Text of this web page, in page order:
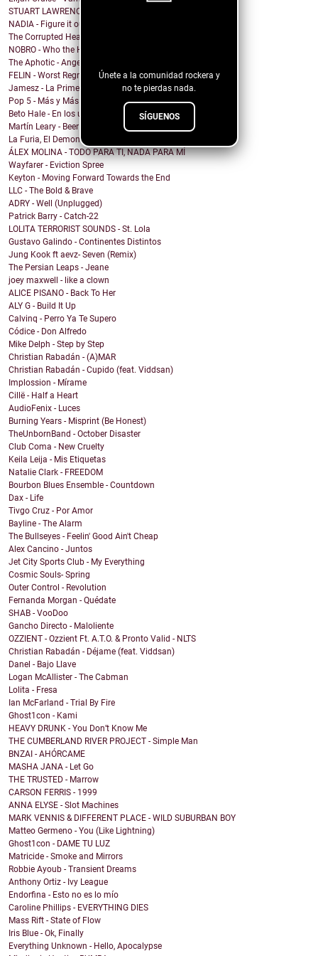
Únete a la comunidad rockera y
no te pierdas nada.
SÍGUENOS
STUART LAWRENCE - ONE
NADIA - Figure it out
The Corrupted Hearts - We Dug a Ditch & Laid Down
NOBRO - Who the Hell Am I?
The Aphotic - Angel
FELIN - Worst Regret
Jamesz - La Primera Brisa
Pop 5 - Más y Más
Beto Hale - En los unos y en los ceros (Single)
Martín Leary - Beer
La Furia, El Demonio y El Nefasto - Trinidades Abe...
ÁLEX MOLINA - TODO PARA TI, NADA PARA MÍ
Wayfarer - Eviction Spree
Keyton - Moving Forward Towards the End
LLC - The Bold & Brave
ADRY - Well (Unplugged)
Patrick Barry - Catch-22
LOLITA TERRORIST SOUNDS - St. Lola
Gustavo Galindo - Continentes Distintos
Jung Kook ft aevz- Seven (Remix)
The Persian Leaps - Jeane
joey maxwell - like a clown
ALICE PISANO - Back To Her
ALY G - Build It Up
Calvinq - Perro Ya Te Supero
Códice - Don Alfredo
Mike Delph - Step by Step
Christian Rabadán - (A)MAR
Christian Rabadán - Cupido (feat. Viddsan)
Implossion - Mírame
Cillë - Half a Heart
AudioFenix - Luces
Burning Years - Misprint (Be Honest)
TheUnbornBand - October Disaster
Club Coma - New Cruelty
Keila Leija - Mis Etiquetas
Natalie Clark - FREEDOM
Bourbon Blues Ensemble - Countdown
Dax - Life
Tivgo Cruz - Por Amor
Bayline - The Alarm
The Bullseyes - Feelin' Good Ain't Cheap
Alex Cancino - Juntos
Jet City Sports Club - My Everything
Cosmic Souls- Spring
Outer Control - Revolution
Fernanda Morgan - Quédate
SHAB - VooDoo
Gancho Directo - Maloliente
OZZIENT - Ozzient Ft. A.T.O. & Pronto Valid - NLTS
Christian Rabadán - Déjame (feat. Viddsan)
Danel - Bajo Llave
Logan McAllister - The Cabman
Lolita - Fresa
Ian McFarland - Trial By Fire
Ghost1con - Kami
HEAVY DRUNK - You Don’t Know Me
THE CUMBERLAND RIVER PROJECT - Simple Man
BNZAI - AHÓRCAME
MASHA JANA - Let Go
THE TRUSTED - Marrow
CARSON FERRIS - 1999
ANNA ELYSE - Slot Machines
MARK VENNIS & DIFFERENT PLACE - WILD SUBURBAN BOY
Matteo Germeno - You (Like Lightning)
Ghost1con - DAME TU LUZ
Matricide - Smoke and Mirrors
Robbie Ayoub - Transient Dreams
Anthony Ortiz - Ivy League
Endorfina - Esto no es lo mío
Caroline Phillips - EVERYTHING DIES
Mass Rift - State of Flow
Iris Blue - Ok, Finally
Everything Unknown - Hello, Apocalypse